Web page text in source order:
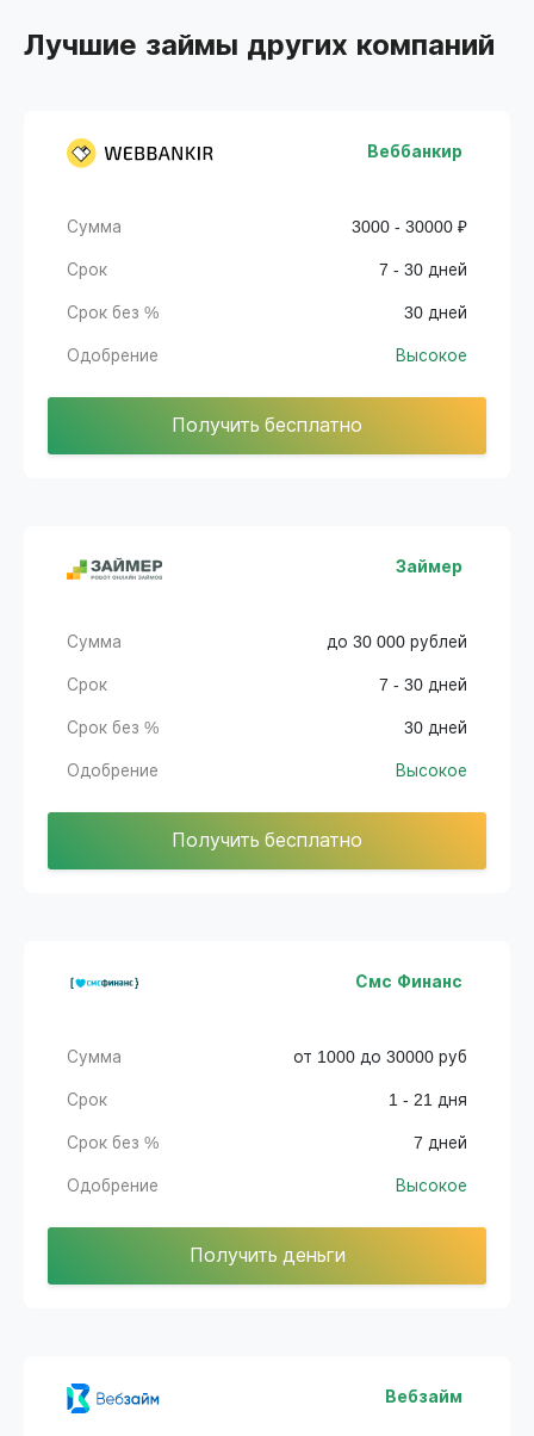
Лучшие займы других компаний
Веббанкир
Сумма 3000 - 30000 ₽
Срок 7 - 30 дней
Срок без % 30 дней
Одобрение Высокое
Получить бесплатно
Займер
Сумма до 30 000 рублей
Срок 7 - 30 дней
Срок без % 30 дней
Одобрение Высокое
Получить бесплатно
Смс Финанс
Сумма от 1000 до 30000 руб
Срок 1 - 21 дня
Срок без % 7 дней
Одобрение Высокое
Получить деньги
Вебзайм